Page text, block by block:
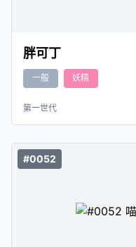
胖可丁
一般 妖精
第一世代
#0052